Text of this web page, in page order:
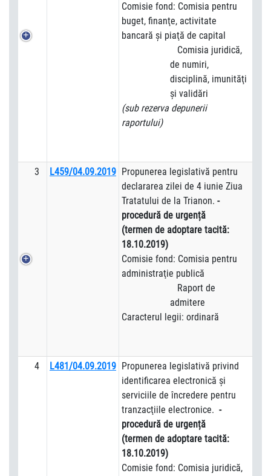
Comisie fond: Comisia pentru
buget, finanţe, activitate
bancară şi piaţă de capital
Comisia juridică,
de numiri,
disciplină, imunităţi
şi validări
(sub rezerva depunerii
raportului)
3 L459/04.09.2019 Propunerea legislativă pentru
declararea zilei de 4 iunie Ziua
Tratatului de la Trianon. -
procedură de urgență
(termen de adoptare tacită:
18.10.2019)
Comisie fond: Comisia pentru
administraţie publică
Raport de
admitere
Caracterul legii: ordinară
4 L481/04.09.2019 Propunerea legislativă privind
identificarea electronică şi
serviciile de încredere pentru
tranzacţiile electronice. -
procedură de urgență
(termen de adoptare tacită:
18.10.2019)
Comisie fond: Comisia juridică,